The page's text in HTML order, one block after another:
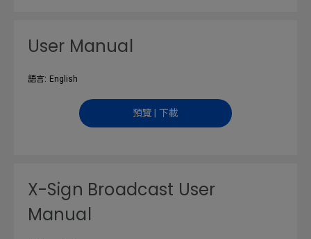
User Manual
語言: English
預覽 | 下載
X-Sign Broadcast User
Manual